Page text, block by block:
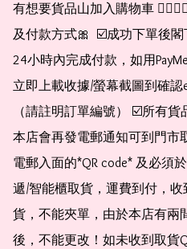
有想要貨品山加入購物車
及付款方式🎀  ☑️成功下單後
24小時內完成付款，如用
立即上載收據/螢幕截圖到確
（請註明訂單編號） ☑️所有
本店會再發電郵通知可到門市
電郵入面的*QR code* 及必須
遞/智能櫃取貨，運費到付，
貨，不能夾單，由於本店有兩
後，不能更改！如未收到取貨